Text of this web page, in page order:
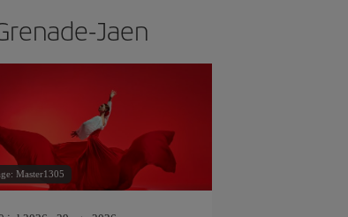
Jaen
Master1305